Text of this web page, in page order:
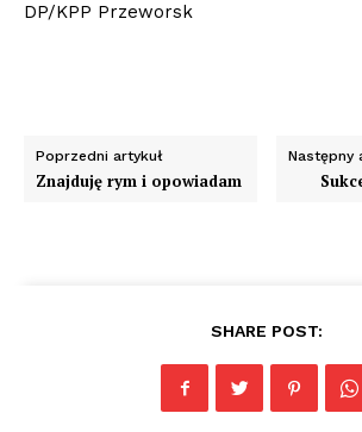
DP/KPP Przeworsk
Poprzedni artykuł
Znajduję rym i opowiadam
Następny
SHARE POST: